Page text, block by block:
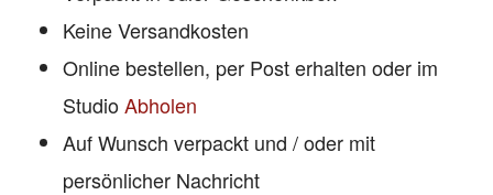
Keine Versandkosten
Online bestellen, per Post erhalten oder im
StudioAbholen
Auf Wunsch verpackt und / oder mit
persönlicher Nachricht